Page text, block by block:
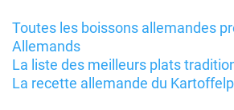
Toutes les boissons allemandes
Allemands
La liste des meilleurs plats
La recette allemande du